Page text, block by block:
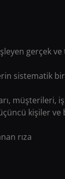
gerçek ve
sistematik
müşterileri,
kişiler
rıza